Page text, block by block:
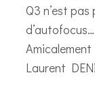
Q3 n’est
Amicalement
Laurent